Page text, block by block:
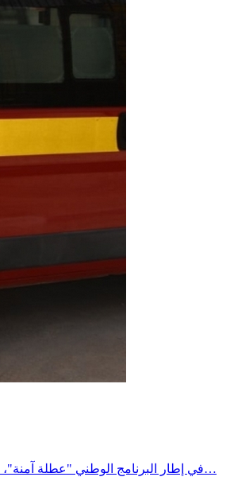
في إطار البرنامج الوطني "عطلة آمنة"، انتظمت بساحة الفنون بمدينة المتلوي حملة توعوية وتحسيسية لفائدة مستعملي الطريق، تحت إشراف السيد معتمد المتلوي، وبمشاركة مختلف الهياكل المتدخلة في…